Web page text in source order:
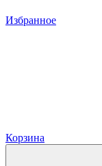
Избранное
Корзина